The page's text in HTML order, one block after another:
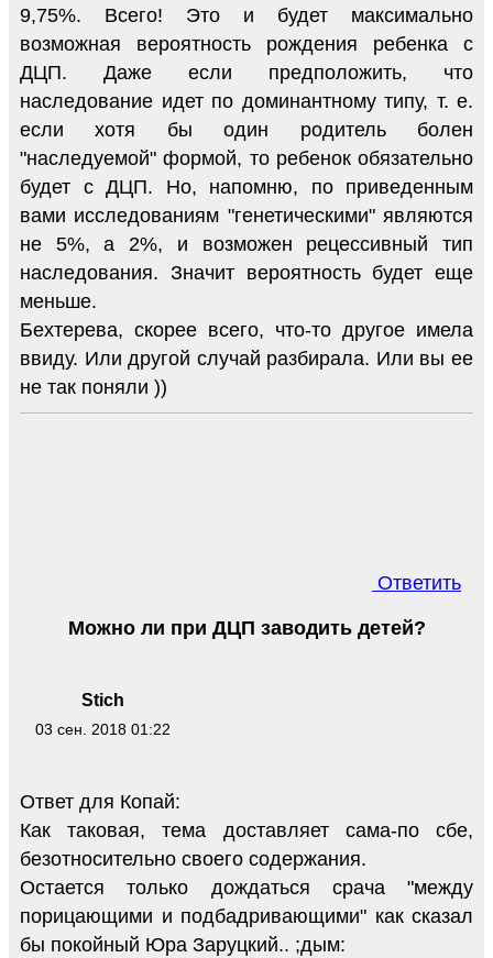
9,75%. Всего! Это и будет максимально
возможная вероятность рождения ребенка с
ДЦП. Даже если предположить, что
наследование идет по доминантному типу, т. е.
если хотя бы один родитель болен
"наследуемой" формой, то ребенок обязательно
будет с ДЦП. Но, напомню, по приведенным
вами исследованиям "генетическими" являются
не 5%, а 2%, и возможен рецессивный тип
наследования. Значит вероятность будет еще
меньше.
Бехтерева, скорее всего, что-то другое имела
ввиду. Или другой случай разбирала. Или вы ее
не так поняли ))
Ответить
Stich
03 сен. 2018 01:22
Можно ли при ДЦП заводить детей?
Ответ для Копай:
Как таковая, тема доставляет сама-по сбе,
безотносительно своего содержания.
Остается только дождаться срача "между
порицающими и подбадривающими" как сказал
бы покойный Юра Заруцкий.. ;дым: